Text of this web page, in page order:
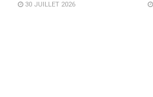
30 JUILLET 2026